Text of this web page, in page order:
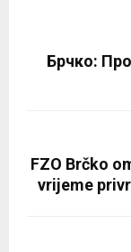
Брчко:
FZO Brčko
vrijeme